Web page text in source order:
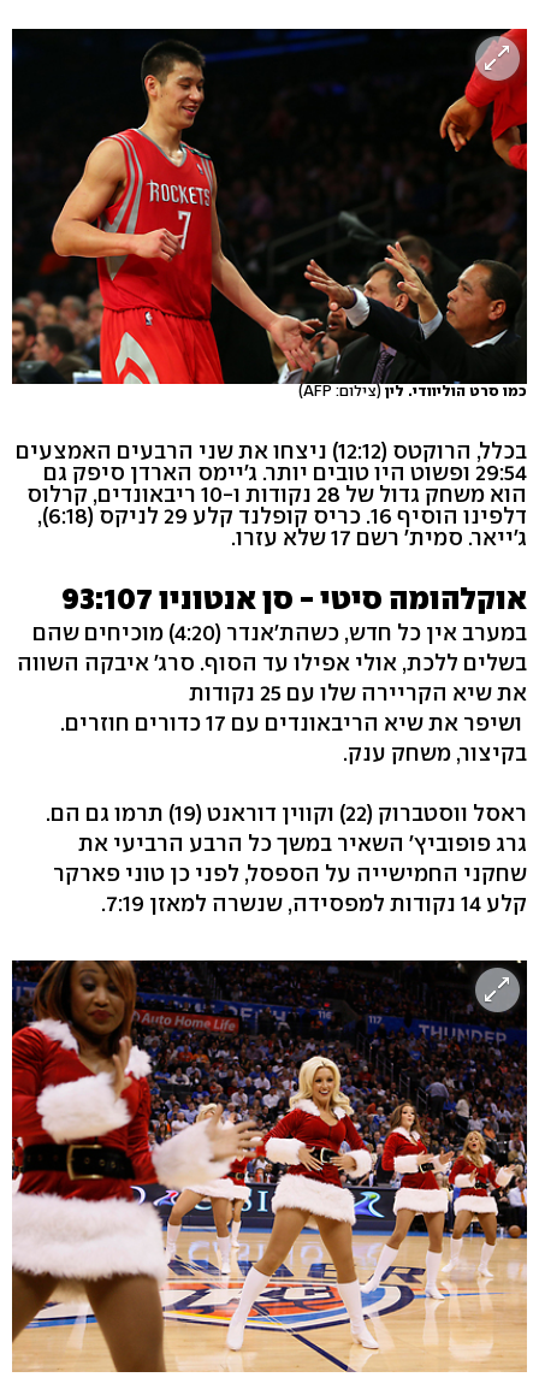
כמו סרט הוליוודי. לין (צילום: AFP)
בכלל, הרוקטס (12:12) ניצחו את שני הרבעים האמצעים
29:54 ופשוט היו טובים יותר. ג'יימס הארדן סיפק גם
הוא משחק גדול של 28 נקודות ו-10 ריבאונדים, קרלוס
דלפינו הוסיף 16. כריס קופלנד קלע 29 לניקס (6:18),
ג'ייאר. סמית' רשם 17 שלא עזרו.
אוקלהומה סיטי - סן אנטוניו 93:107
במערב אין כל חדש, כשהת'אנדר (4:20) מוכיחים שהם
בשלים ללכת, אולי אפילו עד הסוף. סרג' איבקה השווה
את שיא הקריירה שלו עם 25 נקודות
ושיפר את שיא הריבאונדים עם 17 כדורים חוזרים.
בקיצור, משחק ענק.
ראסל ווסטברוק (22) וקווין דוראנט (19) תרמו גם הם.
גרג פופוביץ' השאיר במשך כל הרבע הרביעי את
שחקני החמישייה על הספסל, לפני כן טוני פארקר
קלע 14 נקודות למפסידה, שנשרה למאזן 7:19.